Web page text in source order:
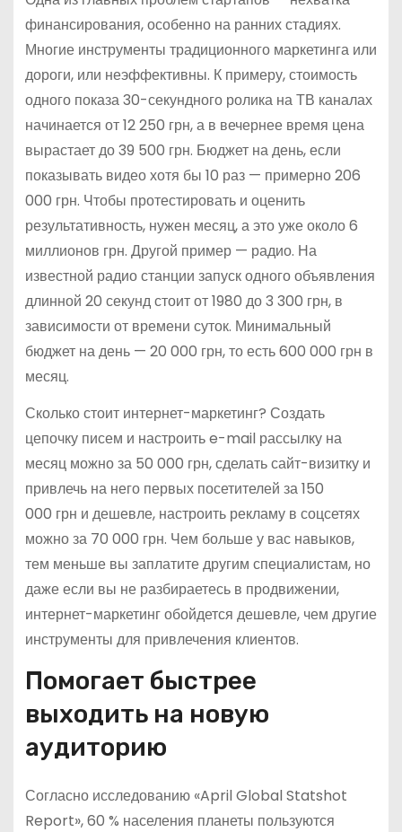
финансирования, особенно на ранних стадиях.
Многие инструменты традиционного маркетинга или
дороги, или неэффективны. К примеру, стоимость
одного показа 30-секундного ролика на ТВ каналах
начинается от 12 250 грн, а в вечернее время цена
вырастает до 39 500 грн. Бюджет на день, если
показывать видео хотя бы 10 раз — примерно 206
000 грн. Чтобы протестировать и оценить
результативность, нужен месяц, а это уже около 6
миллионов грн. Другой пример — радио. На
известной радио станции запуск одного объявления
длинной 20 секунд стоит от 1980 до 3 300 грн, в
зависимости от времени суток. Минимальный
бюджет на день — 20 000 грн, то есть 600 000 грн в
месяц.
Сколько стоит интернет-маркетинг? Создать
цепочку писем и настроить e-mail рассылку на
месяц можно за 50 000 грн, сделать сайт-визитку и
привлечь на него первых посетителей за 150
000 грн и дешевле, настроить рекламу в соцсетях
можно за 70 000 грн. Чем больше у вас навыков,
тем меньше вы заплатите другим специалистам, но
даже если вы не разбираетесь в продвижении,
интернет-маркетинг обойдется дешевле, чем другие
инструменты для привлечения клиентов.
Помогает быстрее
выходить на новую
аудиторию
Согласно исследованию «April Global Statshot
Report», 60 % населения планеты пользуются